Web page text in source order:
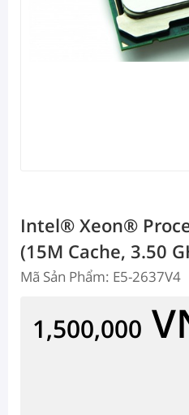
Intel® Xeon®
(15M Cache, 3.50
Mã Sản Phẩm: E5-2637V4
1,500,000